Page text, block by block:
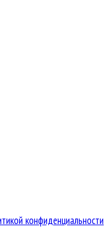
конфиденциальности